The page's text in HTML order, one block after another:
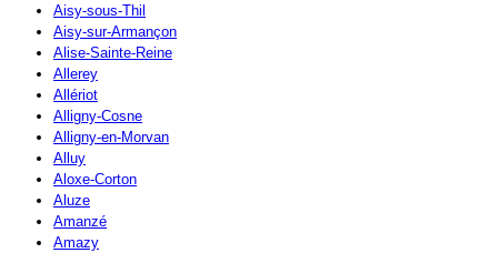
Aisy-sous-Thil
Aisy-sur-Armançon
Alise-Sainte-Reine
Allerey
Allériot
Alligny-Cosne
Alligny-en-Morvan
Alluy
Aloxe-Corton
Aluze
Amanzé
Amazy